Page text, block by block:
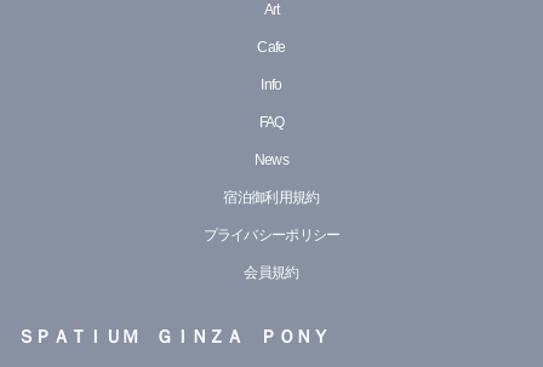
Art
Cafe
Info
FAQ
News
宿泊御利用規約
プライバシーポリシー
会員規約
ＳＰＡＴＩＵＭ ＧＩＮＺＡ ＰＯＮＹ